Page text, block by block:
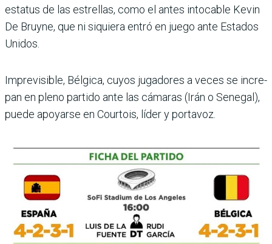
estatus de las estrellas, como el antes intocable Kevin
De Bruyne, que ni siquiera entró en juego ante Estados
Unidos.
Imprevisible, Bélgica, cuyos jugadores a veces se incre­
pan en pleno partido ante las cámaras (Irán o Senegal),
puede apoyarse en Courtois, líder y portavoz.